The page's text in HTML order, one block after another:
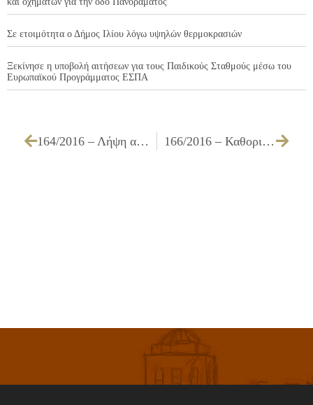
Σε ετοιμότητα ο Δήμος Ιλίου λόγω υψηλών θερμοκρασιών
Ξεκίνησε η υποβολή αιτήσεων για τους Παιδικούς Σταθμούς μέσω του
Ευρωπαϊκού Προγράμματος ΕΣΠΑ
164/2016 – Λήψη απόφασης για την έγκριση πραγματοποίησης καλλιτεχνικού γεγονότος με τίτλο «1ος Διαγωνισμός τραγουδιού, σύνθεσης και στίχου» στο Δήμο Ιλίου» 166/2016 – Καθορισμός διαδικασίας για τις εγγραφές – επανεγγραφές στους Παιδικούς & Βρεφονηπιακούς Σταθμούς του Δήμου Ιλίου, για το σχολικό έτος 2016 – 2017. Ορισμός: • Ορίων ηλικίας • Γεωγραφικών ορίων των Σταθμών • Δικαιολογητικών και περιόδου υποβολής • μορίων